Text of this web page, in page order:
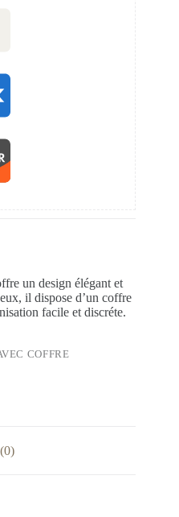
un design élégant et
il dispose d’un coffre
facile et discréte.
COFFRE